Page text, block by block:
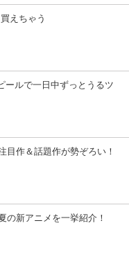
えちゃう
ールで一日中ずっとうるツ
目作＆話題作が勢ぞろい！
の新アニメを一挙紹介！